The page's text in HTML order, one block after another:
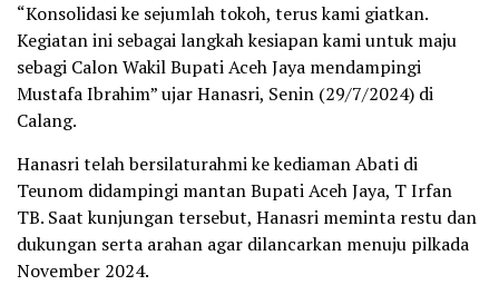
“Konsolidasi ke sejumlah tokoh, terus kami giatkan.
Kegiatan ini sebagai langkah kesiapan kami untuk maju
sebagi Calon Wakil Bupati Aceh Jaya mendampingi
Mustafa Ibrahim” ujar Hanasri, Senin (29/7/2024) di
Calang.
Hanasri telah bersilaturahmi ke kediaman Abati di
Teunom didampingi mantan Bupati Aceh Jaya, T Irfan
TB. Saat kunjungan tersebut, Hanasri meminta restu dan
dukungan serta arahan agar dilancarkan menuju pilkada
November 2024.